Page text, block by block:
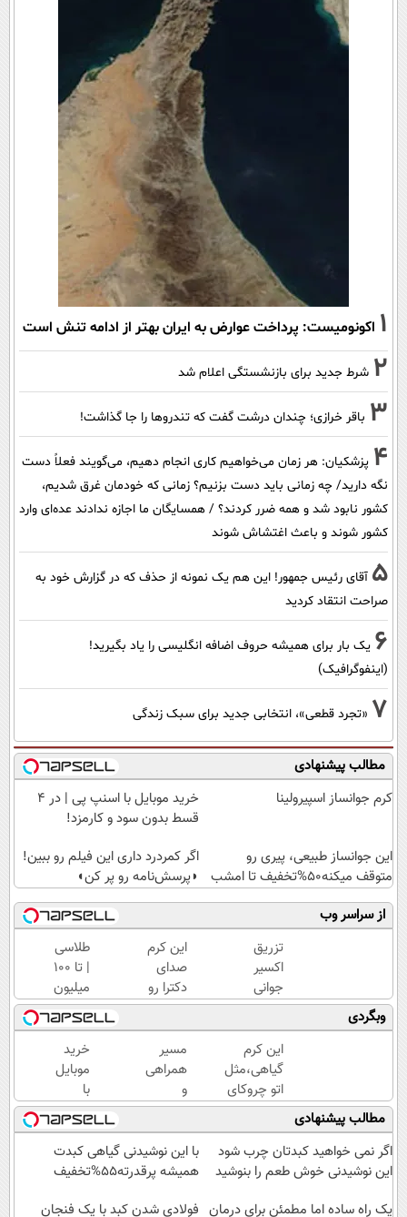
1 اکونومیست: پرداخت عوارض به ایران بهتر از ادامه تنش است
2 شرط جدید برای بازنشستگی اعلام شد
3 باقر خرازی؛ چندان درشت گفت که تندروها را جا گذاشت!
4 پزشکیان: هر زمان می‌خواهیم کاری انجام دهیم، می‌گویند فعلاً دست
نگه دارید/ چه زمانی باید دست بزنیم؟ زمانی که خودمان غرق شدیم،
کشور نابود شد و همه ضرر کردند؟ / همسایگان ما اجازه ندادند عده‌ای وارد
کشور شوند و باعث اغتشاش شوند
5 آقای رئیس جمهور! این هم یک نمونه از حذف که در گزارش خود به
صراحت انتقاد کردید
6 یک بار برای همیشه حروف اضافه انگلیسی را یاد بگیرید!
(اینفوگرافیک)
7 «تجرد قطعی»، انتخابی جدید برای سبک زندگی
مطالب پیشنهادی
کرم جوانساز اسپیرولینا
خرید موبایل با اسنپ پی | در ۴
قسط بدون سود و کارمزد!
این جوانساز طبیعی، پیری رو
متوقف میکنه50%تخفیف تا امشب
اگر کمردرد داری این فیلم رو ببین!
◗پرسش‌نامه رو پر کن◖
از سراسر وب
تزریق
اکسیر
جوانی
به
پوست
بدون
سوزن40%تخفیف
این کرم
صدای
دکترا رو
در اورده
😳
چون
دیگه
نیازی
نداری
بوتاکس
کنی!!!
طلاسی
| تا 100
میلیون
وام
آنی
خرید
طلا💰
ثبت
نام
کن!
وبگردی
این کرم
گیاهی،مثل
اتو چروکای
پوستتوصاف
میکنه!50%تخفیف
مسیر
همراهی
و
گزارش
عملکرد
گروه
اسنپ
۱۴۰۴
خرید
موبایل
با
اسنپ
پی | در
۴
قسط
سود و
مطالب پیشنهادی
اگر نمی خواهید کبدتان چرب شود
این نوشیدنی خوش طعم را بنوشید
با این نوشیدنی گیاهی کبدت
همیشه پرقدرته55%تخفیف
یک راه ساده اما مطمئن برای درمان فولادی شدن کبد با یک فنجان